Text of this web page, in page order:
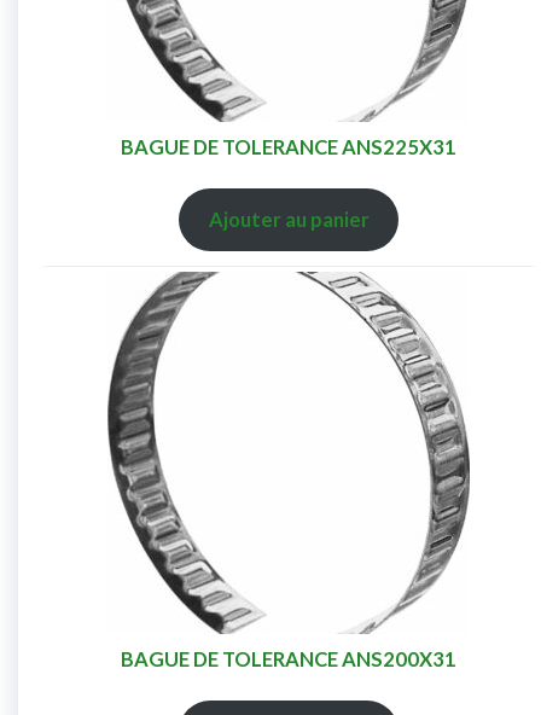
BAGUE DE TOLERANCE ANS225X31
Ajouter au panier
BAGUE DE TOLERANCE ANS200X31